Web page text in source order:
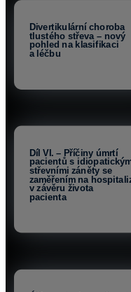
Divertikulární choroba
tlustého střeva – nový
pohled na klasifikaci
a léčbu
Díl VI. – Příčiny úmrtí
pacientů s
střevními záněty se
zaměřením na
v závěru života
pacienta